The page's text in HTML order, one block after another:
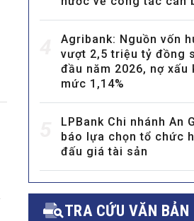
Agribank: Nguồn vốn
vượt 2,5 triệu tỷ đồng
đầu năm 2026, nợ xấu
mức 1,14%
LPBank Chi nhánh An
báo lựa chọn tổ chức
đấu giá tài sản
TRA CỨU VĂN BẢN